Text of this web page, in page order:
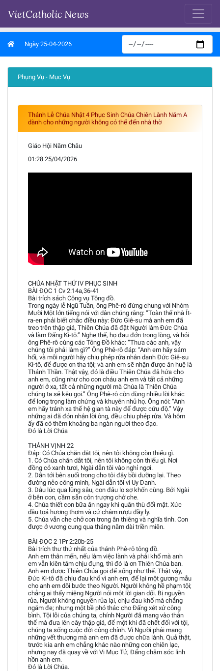
VietCatholic News
Ngày 25-04-2026
Phụng Vụ - Mục Vụ
Thánh Lễ Chúa Nhật 4 Phục Sinh Chúa Chiên Lành Năm A
dành cho những người không có thể đến nhà thờ
Giáo Hội Năm Châu
01:28 25/04/2026
CHÚA NHẬT THỨ IV PHỤC SINH
BÀI ĐỌC 1 Cv 2:14a,36-41
Bài trích sách Công vụ Tông đồ.
Trong ngày lễ Ngũ Tuần, ông Phê-rô đứng chung với Nhóm
Mười Một lớn tiếng nói với dân chúng rằng: “Toàn thể nhà Ít-
ra-en phải biết chắc điều này: Đức Giê-su mà anh em đã
treo trên thập giá, Thiên Chúa đã đặt Người làm Đức Chúa
và làm Đấng Ki-tô.” Nghe thế, họ đau đớn trong lòng, và hỏi
ông Phê-rô cùng các Tông Đồ khác: “Thưa các anh, vậy
chúng tôi phải làm gì?” Ông Phê-rô đáp: “Anh em hãy sám
hối, và mỗi người hãy chịu phép rửa nhân danh Đức Giê-su
Ki-tô, để được ơn tha tội; và anh em sẽ nhận được ân huệ là
Thánh Thần. Thật vậy, đó là điều Thiên Chúa đã hứa cho
anh em, cũng như cho con cháu anh em và tất cả những
người ở xa, tất cả những người mà Chúa là Thiên Chúa
chúng ta sẽ kêu gọi.” Ông Phê-rô còn dùng nhiều lời khác
để long trọng làm chứng và khuyên nhủ họ. Ông nói: “Anh
em hãy tránh xa thế hệ gian tà này để được cứu độ.” Vậy
những ai đã đón nhận lời ông, đều chịu phép rửa. Và hôm
ấy đã có thêm khoảng ba ngàn người theo đạo.
Đó là Lời Chúa
THÁNH VỊNH 22
Đáp: Có Chúa chăn dắt tôi, nên tôi không còn thiếu gì.
1. Có Chúa chăn dắt tôi, nên tôi không còn thiếu gì. Nơi
đồng cỏ xanh tươi, Ngài dẫn tôi vào nghỉ ngơi.
2. Dẫn tới bên suối trong cho tôi đây bồi dưỡng lại. Theo
đường nẻo công minh, Ngài dẫn tôi vì Uy Danh.
3. Dẫu lúc qua lũng sâu, con đâu lo sợ khốn cùng. Bởi Ngài
ở bên con, cầm sẵn côn trượng chở che.
4. Chúa thiết con bữa ăn ngay khi quân thù đối mặt. Xức
dầu toả hương thơm và cứ châm rượu đầy ly.
5. Chúa vẫn che chở con trong ân thiêng và nghĩa tình. Con
được ở vương cung qua tháng năm dài triền miên.
BÀI ĐỌC 2 1Pr 2:20b-25
Bài trích thư thứ nhất của thánh Phê-rô tông đồ.
Anh em thân mến, nếu làm việc lành và phải khổ mà anh
em vẫn kiên tâm chịu đựng, thì đó là ơn Thiên Chúa ban.
Anh em được Thiên Chúa gọi để sống như thế. Thật vậy,
Đức Ki-tô đã chịu đau khổ vì anh em, để lại một gương mẫu
cho anh em dõi bước theo Người. Người không hề phạm tội;
chẳng ai thấy miệng Người nói một lời gian dối. Bị nguyền
rủa, Người không nguyền rủa lại, chịu đau khổ mà chẳng
ngăm đe; nhưng một bề phó thác cho Đấng xét xử công
bình. Tội lỗi của chúng ta, chính Người đã mang vào thân
thể mà đưa lên cây thập giá, để một khi đã chết đối với tội,
chúng ta sống cuộc đời công chính. Vì Người phải mang
những vết thương mà anh em đã được chữa lành. Quả thật,
trước kia anh em chẳng khác nào những con chiên lạc,
nhưng nay đã quay về với Vị Mục Tử, Đấng chăm sóc linh
hồn anh em.
Đó là Lời Chúa.